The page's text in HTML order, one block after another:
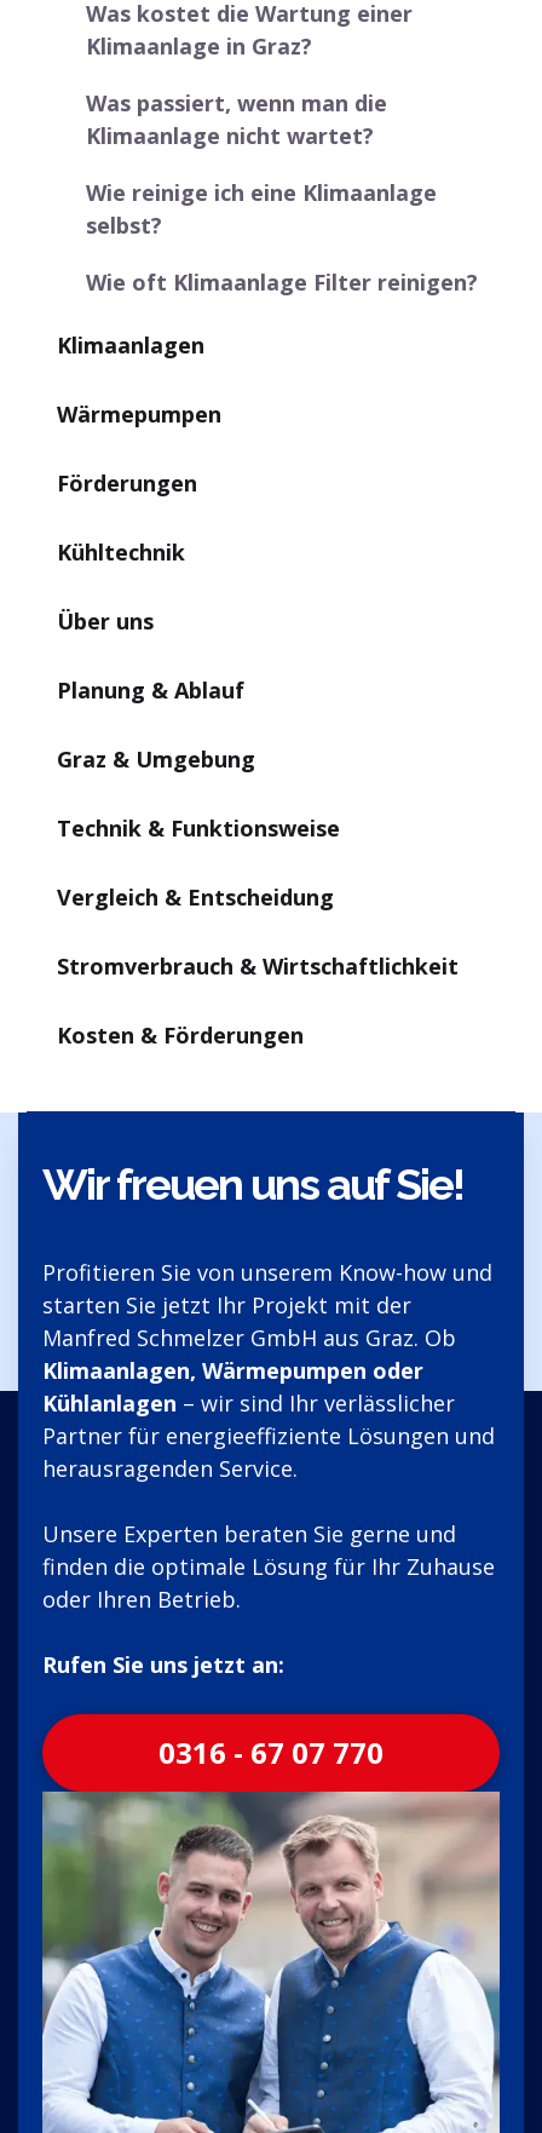
Was kostet die Wartung einer
Klimaanlage in Graz?
Was passiert, wenn man die
Klimaanlage nicht wartet?
Wie reinige ich eine Klimaanlage
selbst?
Wie oft Klimaanlage Filter reinigen?
Klimaanlagen
Wärmepumpen
Förderungen
Kühltechnik
Über uns
Planung & Ablauf
Graz & Umgebung
Technik & Funktionsweise
Vergleich & Entscheidung
Stromverbrauch & Wirtschaftlichkeit
Kosten & Förderungen
Wir freuen uns auf Sie!
Profitieren Sie von unserem Know-how und
starten Sie jetzt Ihr Projekt mit der
Manfred Schmelzer GmbH aus Graz. Ob
Klimaanlagen, Wärmepumpen oder
Kühlanlagen – wir sind Ihr verlässlicher
Partner für energieeffiziente Lösungen und
herausragenden Service.
Unsere Experten beraten Sie gerne und
finden die optimale Lösung für Ihr Zuhause
oder Ihren Betrieb.
Rufen Sie uns jetzt an:
0316 - 67 07 770